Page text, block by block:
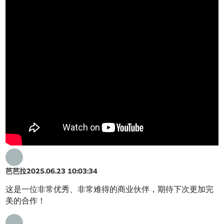
芭芭拉2025.06.23 10:03:34
这是一位非常优秀、非常难得的商业伙伴，期待下次更加完
美的合作！